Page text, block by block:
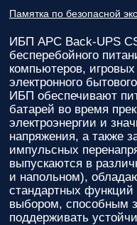
Памятка по безопасной
ИБП APC Back-UPS
бесперебойного
компьютеров,
электронного
ИБП обеспечивают
батарей во время
электроэнергии и
напряжения, а также
импульсных
выпускаются в
и напольном),
стандартных
выбором, способным
поддерживать